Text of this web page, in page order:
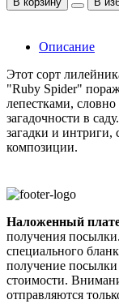
Описание
Этот сорт
"Ruby Spider"
лепестками, словно
загадочности в
загадки и интриги,
композиции.
Наложенный
получения
специального
получение посылки
стоимости.
отправляются